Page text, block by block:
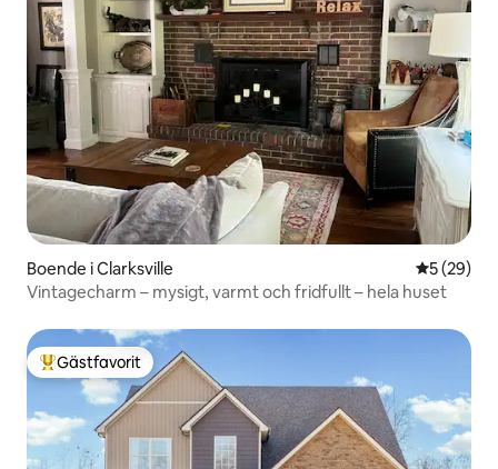
Boende i Clarksville 5 av 5 i
5 (29)
Vintagecharm – mysigt, varmt och fridfullt – hela huset
Populär gästfavorit
Gästfavorit